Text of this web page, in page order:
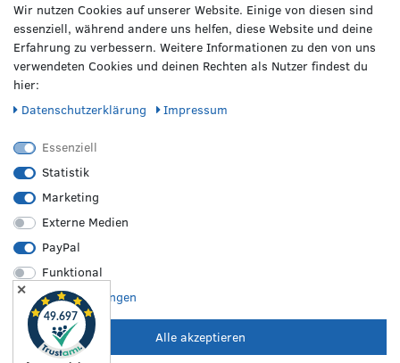
Heinrich-Hasemeier-Straße 36
49076 Osnabrück
Telefon: 0541 / 800 085 06
WhatsApp: 0541 / 800 085 06
Fax: 0541 / 40 99 084
BMW
Mercedes Benz
AMG
Audi
Sonstige Marken
REIFEN &
Sommerreifen
Winterreifen
Allwetterreifen
Originale Räder
Bestpreisgarantie
Leistungen vor Ort
Versand
Zahlungsarten
Wir nutzen Cookies auf unserer Website. Einige von diesen sind
essenziell, während andere uns helfen, diese Website und deine
Erfahrung zu verbessern. Weitere Informationen zu den von uns
verwendeten Cookies und deinen Rechten als Nutzer findest du
hier:
Daten­schutz­erklärung
Impressum
Essenziell
Statistik
Marketing
Externe Medien
PayPal
Funktional
Weitere Einstellungen
Alle akzeptieren
✕